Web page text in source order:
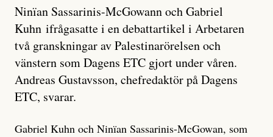
Ninïan Sassarinis-McGowann och Gabriel
Kuhn ifrågasatte i en debattartikel i Arbetaren
två granskningar av Palestinarörelsen och
vänstern som Dagens ETC gjort under våren.
Andreas Gustavsson, chefredaktör på Dagens
ETC, svarar.
Gabriel Kuhn och Ninïan Sassarinis-McGowan, som